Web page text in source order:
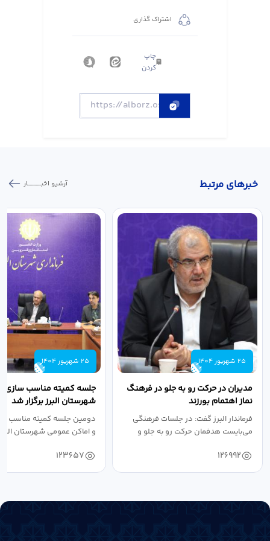
اشتراک گذاری
چاپ
کردن
خبر‌های مرتبط آرشیو اخبـــــــــــار
25 شهریور 1404
مدیران در حرکت رو به جلو در فرهنگ
نماز اهتمام بورزند
فرماندار البرز گفت: در جلسات فرهنگی
می‌بایست هدفمان حرکت رو به جلو و
126992
25 شهریور 1404
جلسه کمیته مناسب سازی
شهرستان البرز برگزار شد
دومین جلسه کمیته مناسب
و اماکن عمومی شهرستان
123657